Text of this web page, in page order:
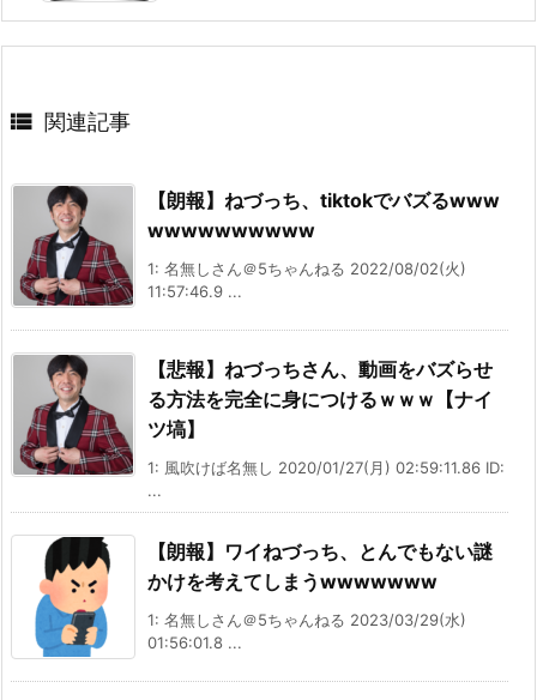
 関連記事
【朗報】ねづっち、tiktokでバズるwww
wwwwwwwwww
1: 名無しさん＠5ちゃんねる 2022/08/02(火)
11:57:46.9 ...
【悲報】ねづっちさん、動画をバズらせ
る方法を完全に身につけるｗｗｗ【ナイ
ツ塙】
1: 風吹けば名無し 2020/01/27(月) 02:59:11.86 ID:
...
【朗報】ワイねづっち、とんでもない謎
かけを考えてしまうwwwwwww
1: 名無しさん＠5ちゃんねる 2023/03/29(水)
01:56:01.8 ...